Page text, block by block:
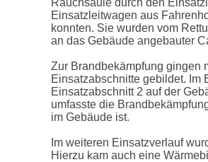
Rauchsäule durch den
Einsatzleitwagen aus
konnten. Sie wurden vom
an das Gebäude angebauter
Zur Brandbekämpfung gingen
Einsatzabschnitte gebildet. Im
Einsatzabschnitt 2 auf der
umfasste die
im Gebäude ist.
Im weiteren Einsatzverlauf
Hierzu kam auch eine